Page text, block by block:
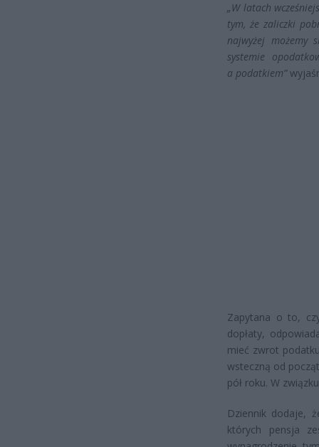
„W latach
tym, że zaliczki
najwyżej możemy
systemie
a podatkiem”
Zapytana o to,
dopłaty,
mieć zwrot
wsteczną od
pół roku. W
Dziennik dodaje,
których pensja